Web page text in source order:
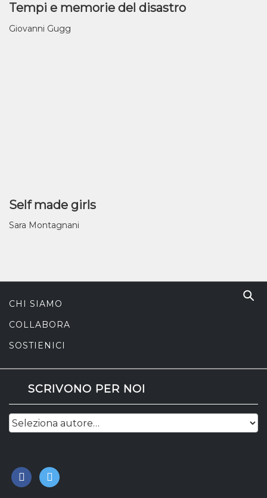
Tempi e memorie del disastro
Giovanni Gugg
Self made girls
Sara Montagnani
CHI SIAMO
COLLABORA
SOSTIENICI
SCRIVONO PER NOI
facebook
twitter